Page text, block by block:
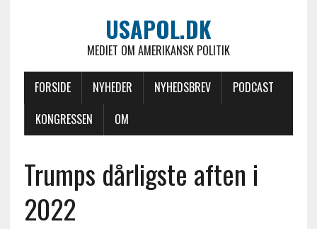
USAPOL.DK
MEDIET OM AMERIKANSK POLITIK
FORSIDE NYHEDER NYHEDSBREV
PODCAST
KONGRESSEN
OM
Trumps dårligste aften i
2022